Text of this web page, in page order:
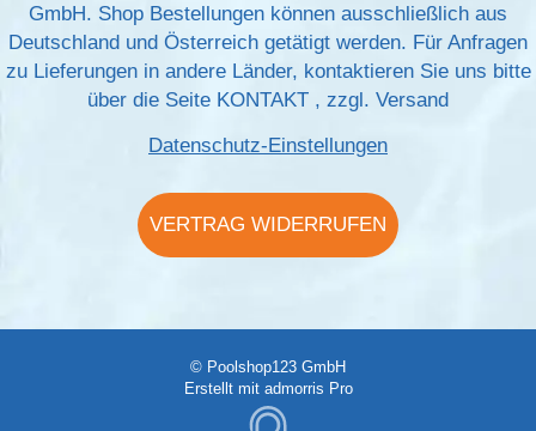
GmbH. Shop Bestellungen können ausschließlich aus
Deutschland und Österreich getätigt werden. Für Anfragen
zu Lieferungen in andere Länder, kontaktieren Sie uns bitte
über die Seite KONTAKT , zzgl. Versand
Datenschutz-Einstellungen
VERTRAG WIDERRUFEN
© Poolshop123 GmbH
Erstellt mit admorris Pro